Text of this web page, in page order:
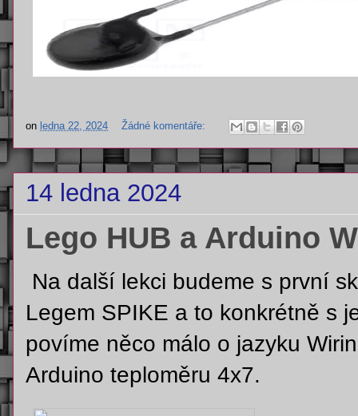
on ledna 22, 2024 Žádné komentáře:
14 ledna 2024
Lego HUB a Arduino
Na další lekci budeme s první
Legem SPIKE a to konkrétně s
povíme něco málo o jazyku
Arduino teploměru 4x7.